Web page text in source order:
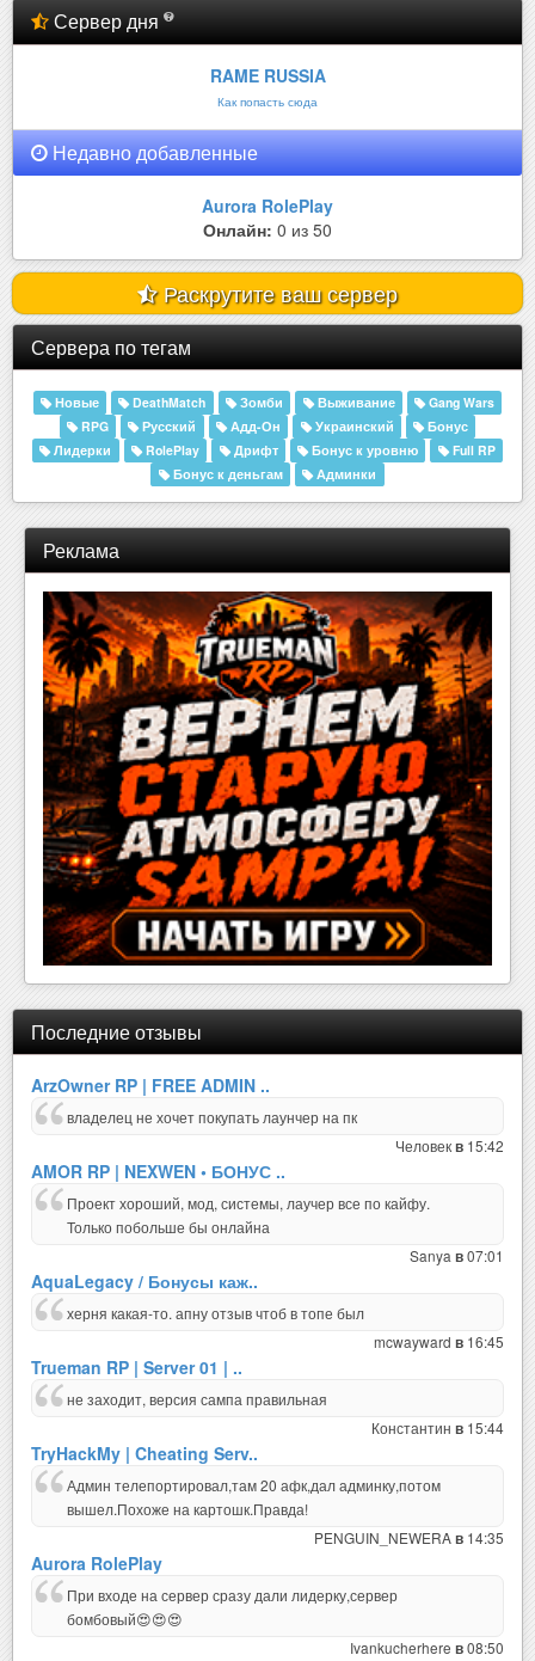
Сервер дня
RAME RUSSIA
Как попасть сюда
Недавно добавленные
Aurora RolePlay
Онлайн: 0 из 50
Раскрутите ваш сервер
Сервера по тегам
Новые DeathMatch Зомби Выживание
Gang Wars
RPG
Русский Адд-Он Украинский
Бонус
Лидерки
RolePlay Дрифт Бонус к уровню
Full RP
Бонус к деньгам
Админки
Реклама
Последние отзывы
ArzOwner RP | FREE ADMIN ..
владелец не хочет покупать лаунчер на пк
Человекв 15:42
AMOR RP | NEXWEN • БОНУС ..
Проект хороший, мод, системы, лаучер все по кайфу.
Только побольше бы онлайна
Sanya в07:01
AquaLegacy / Бонусы каж..
херня какая-то. апну отзыв чтоб в топе был
mcwayward в 16:45
Trueman RP | Server 01 | ..
не заходит, версия сампа правильная
Константин в 15:44
TryHackMy | Cheating Serv..
Админ телепортировал,там 20 афк,дал админку,потом
вышел.Похоже на картошк.Правда!
PENGUIN_NEWERAв 14:35
Aurora RolePlay
При входе на сервер сразу дали лидерку,сервер
бомбовый😍😍😍
Ivankucherhere в08:50